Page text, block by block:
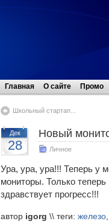
Главная О сайте Промо
Школьный стартап...
Дек
28
Новый
Личное
Ура, ура, ура!!! Теперь у
мониторы. Только
здравствует прогресс!!!
автор igorg \\ теги: железо